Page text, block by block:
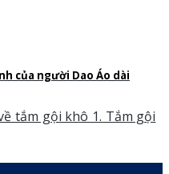
của người Dao Áo dài
tắm gội khô 1. Tắm gội